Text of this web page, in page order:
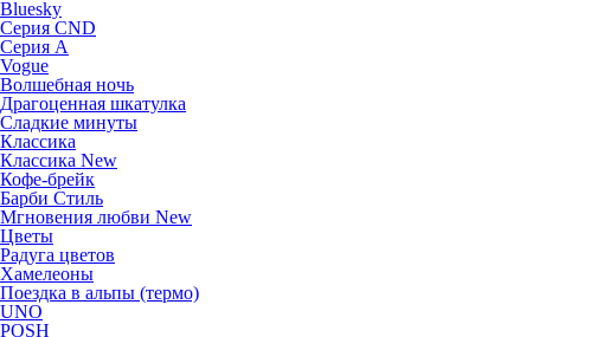
Bluesky
Серия CND
Серия А
Vogue
Волшебная ночь
Драгоценная шкатулка
Сладкие минуты
Классика
Классика New
Кофе-брейк
Барби Стиль
Мгновения любви New
Цветы
Радуга цветов
Хамелеоны
Поездка в альпы (термо)
UNO
POSH